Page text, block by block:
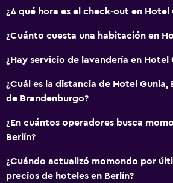
Plantas superiores accesibles por
Entrada privada
Baño
Ducha
Papel higiénico
¿A qué hora es el check-out en Hotel
¿Cuánto cuesta una habitación en
¿Hay servicio de lavandería en Hotel
¿Cuál es la distancia de Hotel Gunia,
de Brandenburgo?
¿En cuántos operadores busca
Berlín?
¿Cuándo actualizó momondo por
precios de hoteles en Berlín?